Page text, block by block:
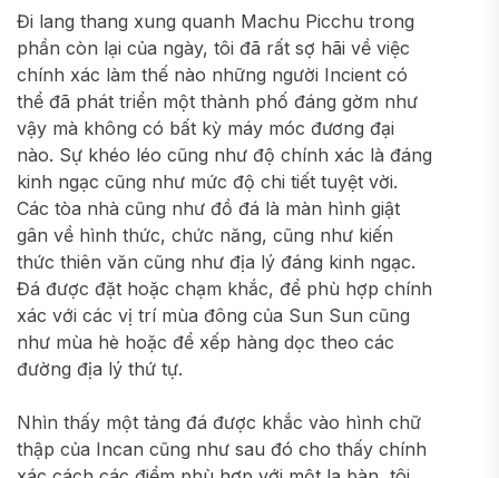
Đi lang thang xung quanh Machu Picchu trong
phần còn lại của ngày, tôi đã rất sợ hãi về việc
chính xác làm thế nào những người Incient có
thể đã phát triển một thành phố đáng gờm như
vậy mà không có bất kỳ máy móc đương đại
nào. Sự khéo léo cũng như độ chính xác là đáng
kinh ngạc cũng như mức độ chi tiết tuyệt vời.
Các tòa nhà cũng như đồ đá là màn hình giật
gân về hình thức, chức năng, cũng như kiến ​​
thức thiên văn cũng như địa lý đáng kinh ngạc.
Đá được đặt hoặc chạm khắc, để phù hợp chính
xác với các vị trí mùa đông của Sun Sun cũng
như mùa hè hoặc để xếp hàng dọc theo các
đường địa lý thứ tự.
Nhìn thấy một tảng đá được khắc vào hình chữ
thập của Incan cũng như sau đó cho thấy chính